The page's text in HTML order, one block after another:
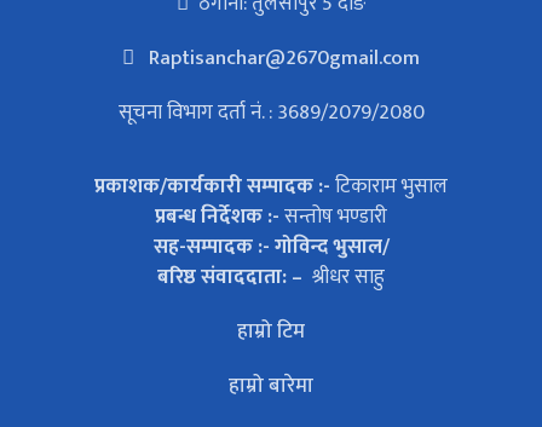
Raptisanchar@2670gmail.com
सूचना विभाग दर्ता नं. : 3689/2079/2080
प्रकाशक/कार्यकारी सम्पादक :-टिकाराम भुसाल
प्रबन्ध निर्देशक :-सन्तोष भण्डारी
सह-सम्पादक :- गोविन्द भुसाल/
बरिष्ठ संवाददाता: – श्रीधर साहु
हाम्रो टिम
हाम्रो बारेमा